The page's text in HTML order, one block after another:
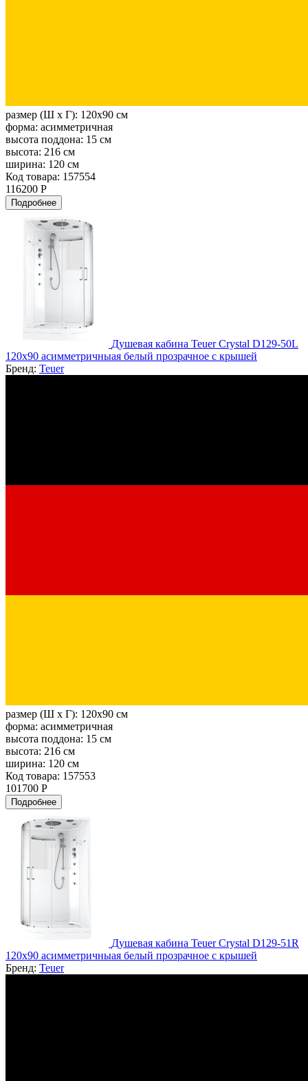
размер (Ш х Г): 120x90 см
форма: асимметричная
высота поддона: 15 см
высота: 216 см
ширина: 120 см
Код товара: 157554
116200 Р
Подробнее
Душевая кабина Teuer Crystal D129-50L
120х90 асимметричныая белый прозрачное с крышей
Бренд: Teuer
размер (Ш х Г): 120x90 см
форма: асимметричная
высота поддона: 15 см
высота: 216 см
ширина: 120 см
Код товара: 157553
101700 Р
Подробнее
Душевая кабина Teuer Crystal D129-51R
120х90 асимметричныая белый прозрачное с крышей
Бренд: Teuer